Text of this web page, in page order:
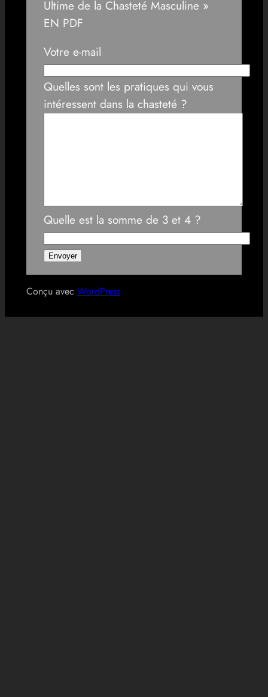
Ultime de la Chasteté Masculine »
EN PDF
Votre e-mail
Quelles sont les pratiques qui vous
intéressent dans la chasteté ?
Quelle est la somme de 3 et 4 ?
Conçu avec WordPress